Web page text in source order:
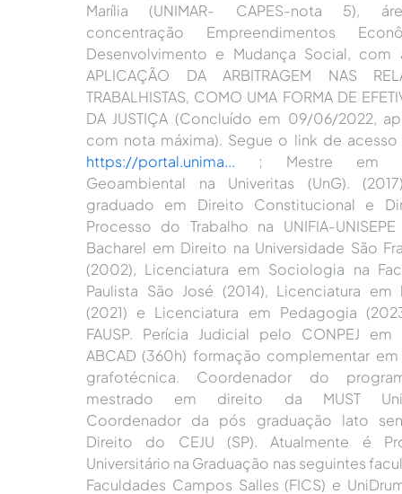
Marília (UNIMAR- CAPES-nota 5),
concentração Empreendimentos
Desenvolvimento e Mudança Social, com
APLICAÇÃO DA ARBITRAGEM NAS
TRABALHISTAS, COMO UMA FORMA DE
DA JUSTIÇA (Concluído em 09/06/2022,
com nota máxima). Segue o link de acesso
https://portal.unima... ; Mestre em
Geoambiental na Univeritas (UnG).
graduado em Direito Constitucional e
Processo do Trabalho na UNIFIA-UNISEPE
Bacharel em Direito na Universidade São
(2002), Licenciatura em Sociologia na
Paulista São José (2014), Licenciatura em
(2021) e Licenciatura em Pedagogia
FAUSP. Perícia Judicial pelo CONPEJ em
ABCAD (360h) formação complementar
grafotécnica. Coordenador do
mestrado em direito da MUST
Coordenador da pós graduação lato
Direito do CEJU (SP). Atualmente é
Universitário na Graduação nas seguintes
Faculdades Campos Salles (FICS) e